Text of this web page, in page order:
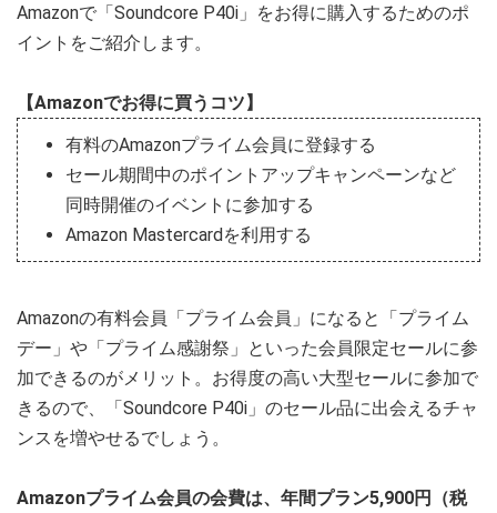
Amazonで「Soundcore P40i」をお得に購入するためのポ
イントをご紹介します。
【Amazonでお得に買うコツ】
有料のAmazonプライム会員に登録する
セール期間中のポイントアップキャンペーンなど
同時開催のイベントに参加する
Amazon Mastercardを利用する
Amazonの有料会員「プライム会員」になると「プライム
デー」や「プライム感謝祭」といった会員限定セールに参
加できるのがメリット。お得度の高い大型セールに参加で
きるので、「Soundcore P40i」のセール品に出会えるチャ
ンスを増やせるでしょう。
Amazonプライム会員の会費は、年間プラン5,900円（税